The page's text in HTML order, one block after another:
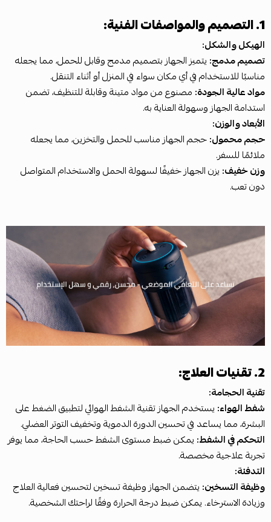
1. التصميم والمواصفات الفنية:
الهيكل والشكل:
تصميم مدمج: يتميز الجهاز بتصميم مدمج وقابل للحمل، مما يجعله
مناسبًا للاستخدام في أي مكان سواء في المنزل أو أثناء التنقل.
مواد عالية الجودة: مصنوع من مواد متينة وقابلة للتنظيف، تضمن
استدامة الجهاز وسهولة العناية به.
الأبعاد والوزن:
حجم محمول:حجم الجهاز مناسب للحمل والتخزين، مما يجعله
ملائمًا للسفر.
وزن خفيف: يزن الجهاز خفيفًا لسهولة الحمل والاستخدام المتواصل
دون تعب.
2. تقنيات العلاج:
تقنية الحجامة:
شفط الهواء: يستخدم الجهاز تقنية الشفط الهوائي لتطبيق الضغط على
البشرة، مما يساعد في تحسين الدورة الدموية وتخفيف التوتر العضلي.
التحكم في الشفط: يمكن ضبط مستوى الشفط حسب الحاجة، مما يوفر
تجربة علاجية مخصصة.
التدفئة:
وظيفة التسخين: يتضمن الجهاز وظيفة تسخين لتحسين فعالية العلاج
وزيادة الاسترخاء. يمكن ضبط درجة الحرارة وفقًا لراحتك الشخصية.